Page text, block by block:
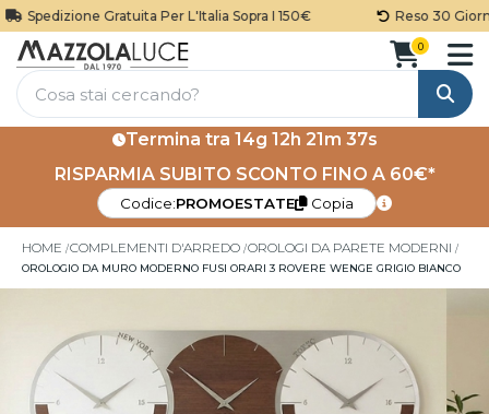
Spedizione Gratuita Per L'Italia Sopra I 150€ Reso 30 Giorni
Cerca
0
Termina tra 14g 12h 21m 36s
RISPARMIA SUBITO SCONTO FINO A 60€*
Codice:PROMOESTATE Copia
HOME COMPLEMENTI D'ARREDO OROLOGI DA PARETE MODERNI
OROLOGIO DA MURO MODERNO FUSI ORARI 3 ROVERE WENGE GRIGIO BIANCO